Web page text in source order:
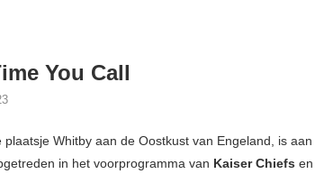
You Call
Whitby aan de Oostkust van Engeland, is aan
in het voorprogramma van Kaiser Chiefs en